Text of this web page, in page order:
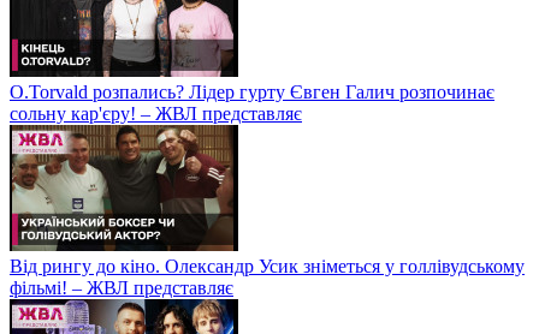
O.Torvald розпались? Лідер гурту Євген Галич розпочинає
сольну кар'єру! – ЖВЛ представляє
Від рингу до кіно. Олександр Усик зніметься у голлівудському
фільмі! – ЖВЛ представляє